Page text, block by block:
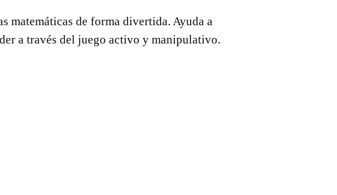
matemáticas de forma divertida. Ayuda a
a través del juego activo y manipulativo.